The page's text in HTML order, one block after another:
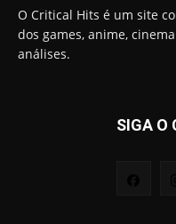
O Critical Hits é um site
dos games, anime,
análises.
SIGA O